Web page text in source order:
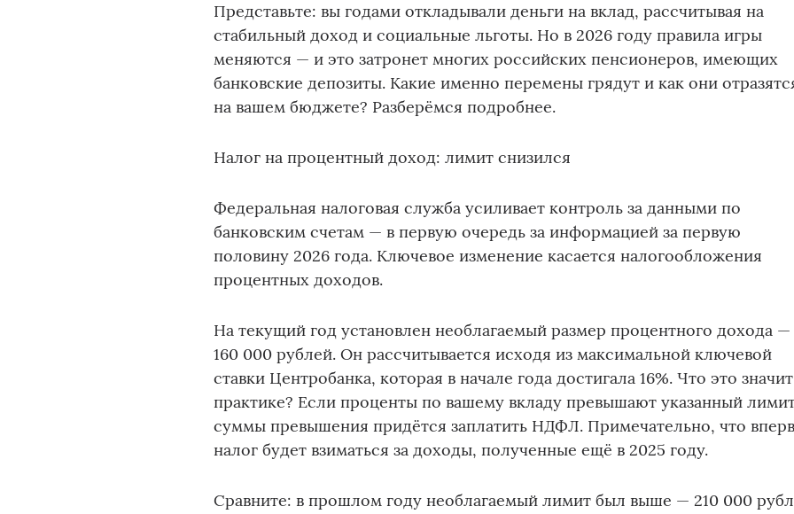
Представьте: вы годами откладывали деньги на вклад, рассчитывая на
стабильный доход и социальные льготы. Но в 2026 году правила игры
меняются — и это затронет многих российских пенсионеров, имеющих
банковские депозиты. Какие именно перемены грядут и как они
на вашем бюджете? Разберёмся подробнее.
Налог на процентный доход: лимит снизился
Федеральная налоговая служба усиливает контроль за данными по
банковским счетам — в первую очередь за информацией за первую
половину 2026 года. Ключевое изменение касается налогообложения
процентных доходов.
На текущий год установлен необлагаемый размер процентного дохода —
160 000 рублей. Он рассчитывается исходя из максимальной ключевой
ставки Центробанка, которая в начале года достигала 16%. Что это
практике? Если проценты по вашему вкладу превышают указанный
суммы превышения придётся заплатить НДФЛ. Примечательно, что
налог будет взиматься за доходы, полученные ещё в 2025 году.
Сравните: в прошлом году необлагаемый лимит был выше — 210 000